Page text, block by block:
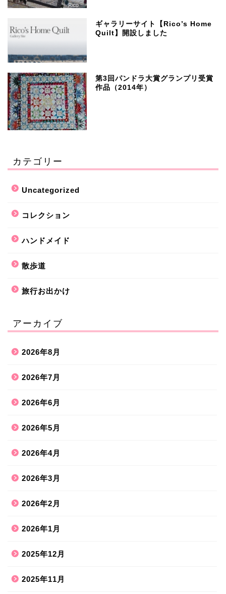
ギャラリーサイト【Rico’s Home
Quilt】開設しました
第3回パンドラ大賞グランプリ受賞
作品（2014年）
カテゴリー
Uncategorized
コレクション
ハンドメイド
散歩道
旅行お出かけ
アーカイブ
2026年8月
2026年7月
2026年6月
2026年5月
2026年4月
2026年3月
2026年2月
2026年1月
2025年12月
2025年11月